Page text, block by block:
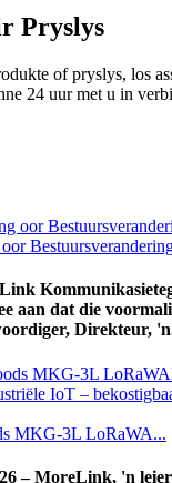
Pryslys
of pryslys, los
24 uur met u in
aan dat die
Direkteur,
MKG-3L LoRaWA...
– MoreLink, 'n